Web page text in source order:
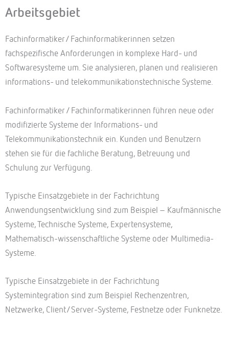
Arbeitsgebiet
Fachinformatiker/ Fachinformatikerinnen setzen
fachspezifische Anforderungen in komplexe Hard- und
Softwaresysteme um. Sie analysieren, planen und realisieren
informations- und telekommunikationstechnische Systeme.
Fachinformatiker / Fachinformatikerinnen führen neue oder
modifizierte Systeme der Informations- und
Telekommunikationstechnik ein. Kunden und Benutzern
stehen sie für die fachliche Beratung, Betreuung und
Schulung zur Verfügung.
Typische Einsatzgebiete in der Fachrichtung
Anwendungsentwicklung sind zum Beispiel – Kaufmännische
Systeme, Technische Systeme, Expertensysteme,
Mathematisch-wissenschaftliche Systeme oder Multimedia-
Systeme.
Typische Einsatzgebiete in der Fachrichtung
Systemintegration sind zum Beispiel Rechenzentren,
Netzwerke, Client/Server-Systeme, Festnetze oder Funknetze.